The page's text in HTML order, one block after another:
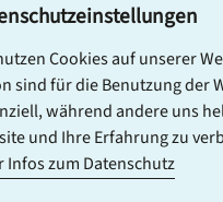
Cookies auf unserer
sind für die Benutzung der
während andere uns
und Ihre Erfahrung zu
Infos zum Datenschutz